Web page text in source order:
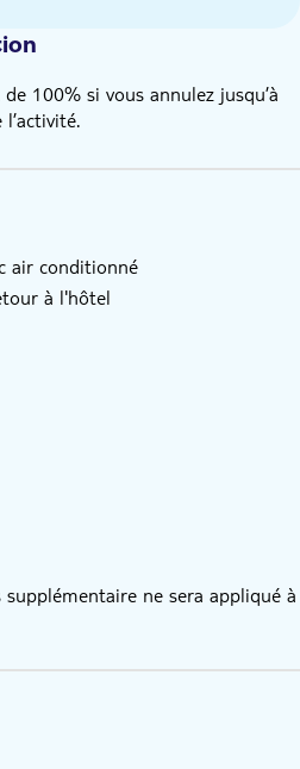
souffrant de problèmes de dos,
maladies graves.
100% si vous annulez jusqu’à
air conditionné
à l'hôtel
ne sera appliqué à